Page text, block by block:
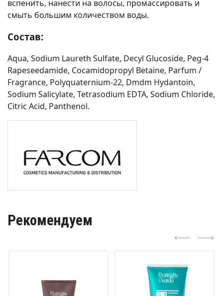
вспенить, нанести на волосы, промассировать и
смыть большим количеством воды.
Состав:
Aqua, Sodium Laureth Sulfate, Decyl Glucoside, Peg-4
Rapeseedamide, Cocamidopropyl Betaine, Parfum /
Fragrance, Polyquaternium-22, Dmdm Hydantoin,
Sodium Salicylate, Tetrasodium EDTA, Sodium Chloride,
Citric Acid, Panthenol.
Рекомендуем